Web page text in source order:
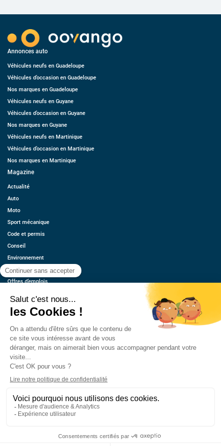
Annonces auto
Véhicules neufs en Guadeloupe
Véhicules d’occasion en Guadeloupe
Nos marques en Guadeloupe
Véhicules neufs en Guyane
Véhicules d’occasion en Guyane
Nos marques en Guyane
Véhicules neufs en Martinique
Véhicules d’occasion en Martinique
Nos marques en Martinique
Magazine
Actualité
Auto
Moto
Sport mécanique
Code et permis
Conseil
Environnement
Économie
Offres d’emplois
Contact
Estimez votre voiture
Mentions légales
CGU